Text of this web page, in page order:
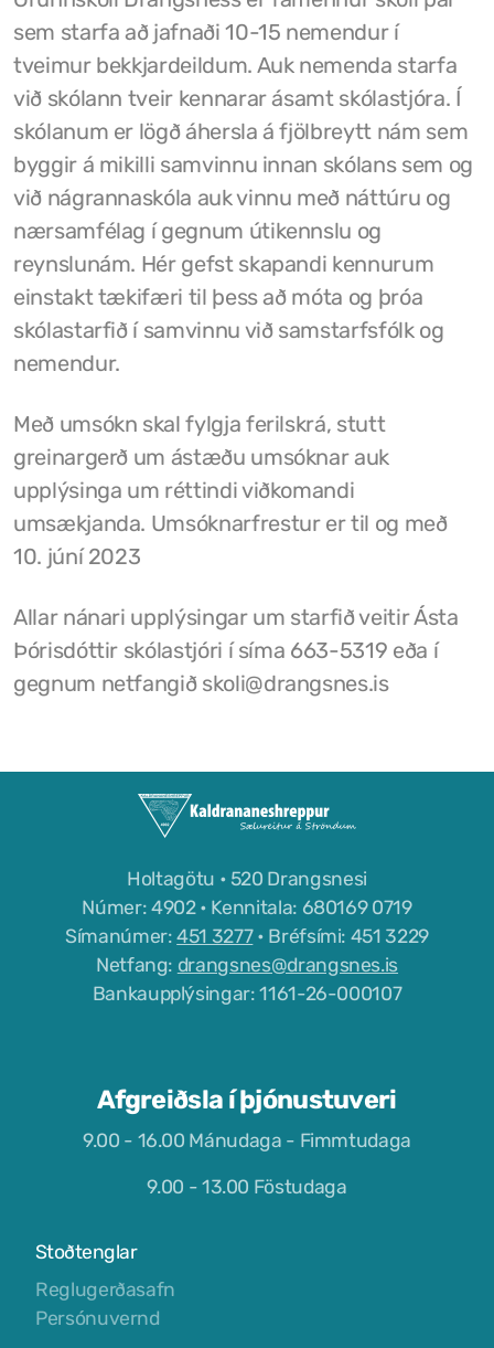
sem starfa að jafnaði 10-15 nemendur í
tveimur bekkjardeildum. Auk nemenda starfa
við skólann tveir kennarar ásamt skólastjóra. Í
skólanum er lögð áhersla á fjölbreytt nám sem
byggir á mikilli samvinnu innan skólans sem og
við nágrannaskóla auk vinnu með náttúru og
nærsamfélag í gegnum útikennslu og
reynslunám. Hér gefst skapandi kennurum
einstakt tækifæri til þess að móta og þróa
skólastarfið í samvinnu við samstarfsfólk og
nemendur.
Með umsókn skal fylgja ferilskrá, stutt
greinargerð um ástæðu umsóknar auk
upplýsinga um réttindi viðkomandi
umsækjanda. Umsóknarfrestur er til og með
10. júní 2023
Allar nánari upplýsingar um starfið veitir Ásta
Þórisdóttir skólastjóri í síma 663-5319 eða í
gegnum netfangið skoli@drangsnes.is
Holtagötu • 520 Drangsnesi
Númer: 4902 • Kennitala: 680169 0719
Símanúmer:451 3277• Bréfsími: 451 3229
Netfang: drangsnes@drangsnes.is
Bankaupplýsingar: 1161-26-000107
Afgreiðsla í þjónustuveri
9.00 - 16.00 Mánudaga - Fimmtudaga
9.00 - 13.00 Föstudaga
Stoðtenglar
Reglugerðasafn
Persónuvernd
Siglingar út í Grímsey
Veiðileyfi
Kotbýli Kuklarans/Galdrasýning
Gönguleiðir í Kaldrananeshreppi
Hafnir í Kaldrananeshreppi
Fiskvinnslan Drangur
Útgerðarfélagið Skúli
Sundlaugin á Drangsnesi
Gvendarlaug hins góða
Pottarnir á Drangsnesi
Verslunarfélag Drangsness